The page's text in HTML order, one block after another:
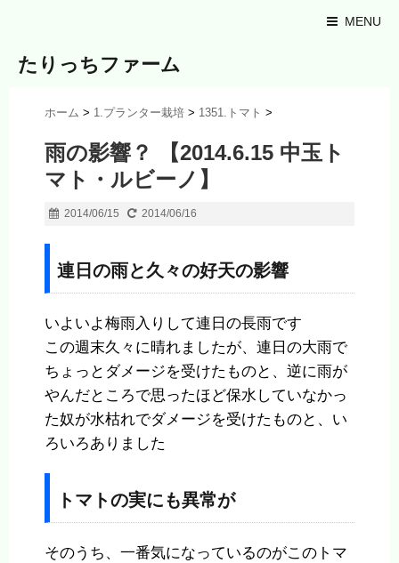
MENU
たりっちファーム
ホーム > 1.プランター栽培 > 1351.トマト >
雨の影響？ 【2014.6.15 中玉ト
マト・ルビーノ】
2014/06/15 2014/06/16
連日の雨と久々の好天の影響
いよいよ梅雨入りして連日の長雨です
この週末久々に晴れましたが、連日の大雨で
ちょっとダメージを受けたものと、逆に雨が
やんだところで思ったほど保水していなかっ
た奴が水枯れでダメージを受けたものと、い
ろいろありました
トマトの実にも異常が
そのうち、一番気になっているのがこのトマ